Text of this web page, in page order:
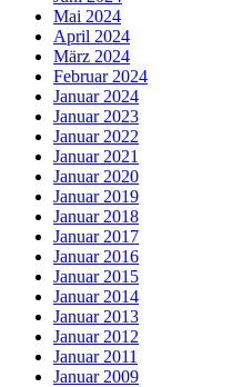
Mai 2024
April 2024
März 2024
Februar 2024
Januar 2024
Januar 2023
Januar 2022
Januar 2021
Januar 2020
Januar 2019
Januar 2018
Januar 2017
Januar 2016
Januar 2015
Januar 2014
Januar 2013
Januar 2012
Januar 2011
Januar 2009